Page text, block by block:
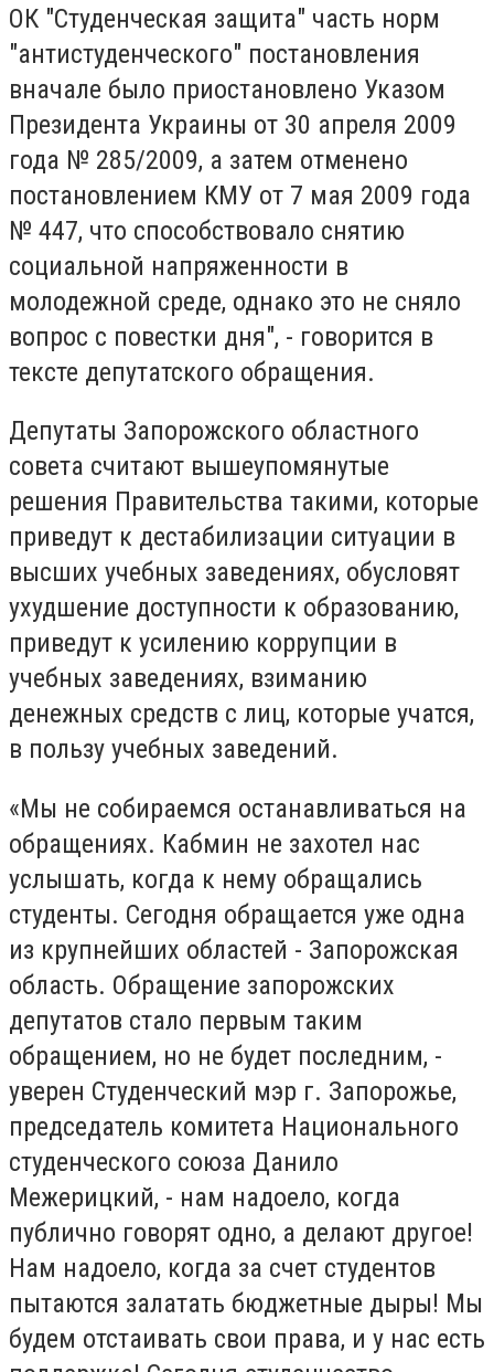
ОК "Студенческая защита" часть норм
"антистуденческого" постановления
вначале было приостановлено Указом
Президента Украины от 30 апреля 2009
года № 285/2009, а затем отменено
постановлением КМУ от 7 мая 2009 года
№ 447, что способствовало снятию
социальной напряженности в
молодежной среде, однако это не сняло
вопрос с повестки дня", - говорится в
тексте депутатского обращения.
Депутаты Запорожского областного
совета считают вышеупомянутые
решения Правительства такими, которые
приведут к дестабилизации ситуации в
высших учебных заведениях, обусловят
ухудшение доступности к образованию,
приведут к усилению коррупции в
учебных заведениях, взиманию
денежных средств с лиц, которые учатся,
в пользу учебных заведений.
«Мы не собираемся останавливаться на
обращениях. Кабмин не захотел нас
услышать, когда к нему обращались
студенты. Сегодня обращается уже одна
из крупнейших областей - Запорожская
область. Обращение запорожских
депутатов стало первым таким
обращением, но не будет последним, -
уверен Студенческий мэр г. Запорожье,
председатель комитета Национального
студенческого союза Данило
Межерицкий, - нам надоело, когда
публично говорят одно, а делают другое!
Нам надоело, когда за счет студентов
пытаются залатать бюджетные дыры! Мы
будем отстаивать свои права, и у нас есть